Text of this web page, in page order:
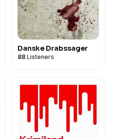
Danske Drabssager
88 Listeners